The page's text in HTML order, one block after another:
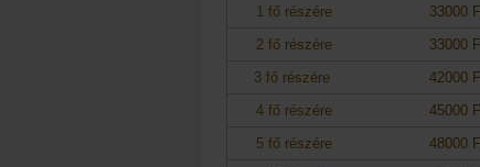
1 fő részére
33000
2 fő részére
33000
3 fő részére
42000
4 fő részére
45000
5 fő részére
48000